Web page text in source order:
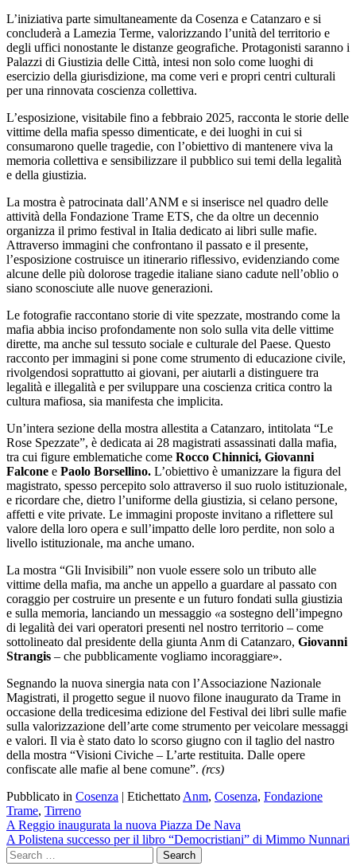
L’iniziativa parte simultaneamente da Cosenza e Catanzaro e si
concluderà a Lamezia Terme, valorizzando l’unità del territorio e
degli uffici nonostante le distanze geografiche. Protagonisti saranno i
Palazzi di Giustizia delle Città, intesi non solo come luoghi di
esercizio della giurisdizione, ma come veri e propri centri culturali
per una rinnovata coscienza collettiva.
L’esposizione, visitabile fino a febbraio 2025, racconta le storie delle
vittime della mafia spesso dimenticate, e dei luoghi in cui si
consumarono quelle tragedie, con l’obiettivo di mantenere viva la
memoria collettiva e sensibilizzare il pubblico sui temi della legalità
e della giustizia.
La mostra è patrocinata dall’ANM e si inserisce nel quadro delle
attività della Fondazione Trame ETS, che da oltre un decennio
organizza il primo festival in Italia dedicato ai libri sulle mafie.
Attraverso immagini che confrontano il passato e il presente,
l’esposizione costruisce un itinerario riflessivo, evidenziando come
alcune delle più dolorose tragedie italiane siano cadute nell’oblio o
siano sconosciute alle nuove generazioni.
Le fotografie raccontano storie di vite spezzate, mostrando come la
mafia abbia inciso profondamente non solo sulla vita delle vittime
dirette, ma anche sul tessuto sociale e culturale del Paese. Questo
racconto per immagini si pone come strumento di educazione civile,
rivolgendosi soprattutto ai giovani, per aiutarli a distinguere tra
legalità e illegalità e per sviluppare una coscienza critica contro la
cultura mafiosa, sia manifesta che implicita.
Un’intera sezione della mostra allestita a Catanzaro, intitolata “Le
Rose Spezzate”, è dedicata ai 28 magistrati assassinati dalla mafia,
tra cui figure emblematiche come Rocco Chinnici, Giovanni
Falcone e Paolo Borsellino. L’obiettivo è umanizzare la figura del
magistrato, spesso percepito solo attraverso il suo ruolo istituzionale,
e ricordare che, dietro l’uniforme della giustizia, si celano persone,
affetti e vite private. Le immagini proposte invitano a riflettere sul
valore della loro opera e sull’impatto delle loro perdite, non solo a
livello istituzionale, ma anche umano.
La mostra “Gli Invisibili” non vuole essere solo un tributo alle
vittime della mafia, ma anche un appello a guardare al passato con
coraggio per costruire un presente e un futuro fondati sulla giustizia
e sulla memoria, lanciando un messaggio «a sostegno dell’impegno
di legalità dei vari operatori presenti nel nostro territorio – come
sottolineato dal presidente della giunta Anm di Catanzaro, Giovanni
Strangis – che pubblicamente vogliamo incoraggiare».
Segnando la nuova sinergia nata con l’Associazione Nazionale
Magistrati, il progetto segue il nuovo filone inaugurato da Trame in
occasione della tredicesima edizione del Festival dei libri sulle mafie
sulla valorizzazione dell’arte come strumento per veicolare messaggi
e valori. Il via è stato dato lo scorso giugno con il taglio del nastro
della mostra “Visioni Civiche – L’arte restituita. Dalle opere
confiscate alle mafie al bene comune”. (rcs)
Pubblicato in Cosenza | EtichettatoAnm, Cosenza, Fondazione
Trame, Tirreno
Navigazione
articoli
A Reggio inaugurata la nuova Piazza De Nava
A Polistena successo per il libro “Democristiani” di Mimmo Nunnari